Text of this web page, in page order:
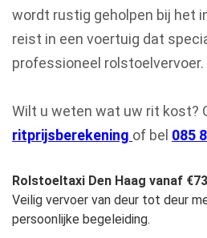
wordt rustig geholpen bij het
reist in een voertuig dat
professioneel rolstoelvervoer.
Wilt u weten wat uw rit kost?
ritprijsberekening of bel 085
Rolstoeltaxi Den Haag vanaf
Veilig vervoer van deur tot deur
persoonlijke begeleiding.